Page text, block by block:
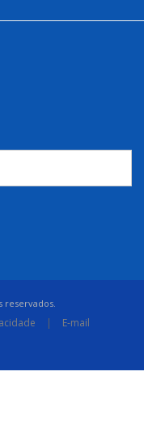
reservados.
| E-mail